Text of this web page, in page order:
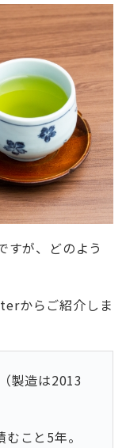
すが、どのよう
からご紹介しま
製造は2013
こと5年。